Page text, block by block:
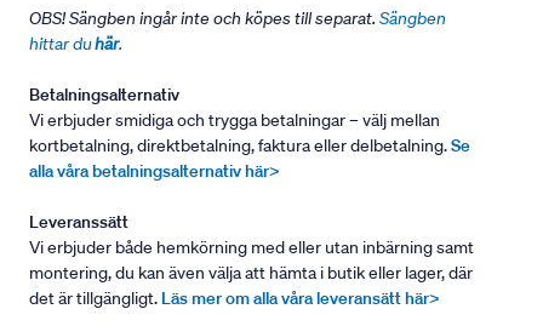
OBS! Sängben ingår inte och köpes till separat. Sängben
hittar duhär.
Betalningsalternativ
Vi erbjuder smidiga och trygga betalningar – välj mellan
kortbetalning, direktbetalning, faktura eller delbetalning.Se
alla våra betalningsalternativ här>
Leveranssätt
Vi erbjuder både hemkörning med eller utan inbärning samt
montering, du kan även välja att hämta i butik eller lager, där
det är tillgängligt. Läs mer om alla våra leveransätt här>